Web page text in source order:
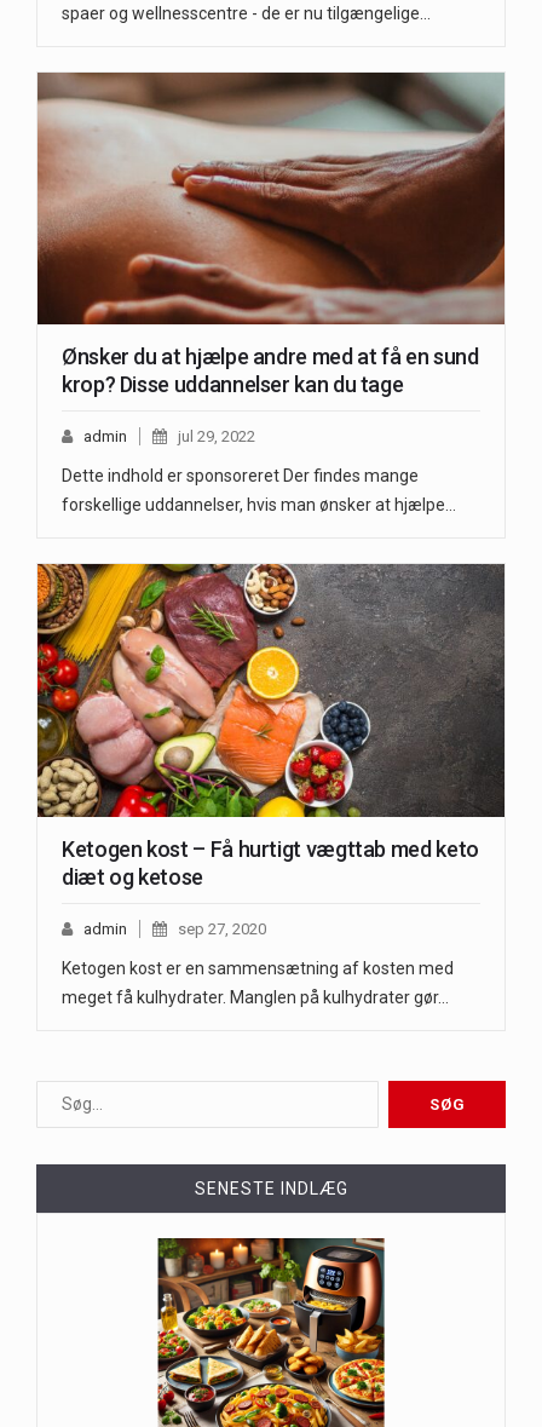
spaer og wellnesscentre - de er nu tilgængelige…
Ønsker du at hjælpe andre med at få en sund
krop? Disse uddannelser kan du tage
admin jul 29, 2022
Dette indhold er sponsoreret Der findes mange
forskellige uddannelser, hvis man ønsker at hjælpe…
Ketogen kost – Få hurtigt vægttab med keto
diæt og ketose
admin sep 27, 2020
Ketogen kost er en sammensætning af kosten med
meget få kulhydrater. Manglen på kulhydrater gør…
SENESTE INDLÆG